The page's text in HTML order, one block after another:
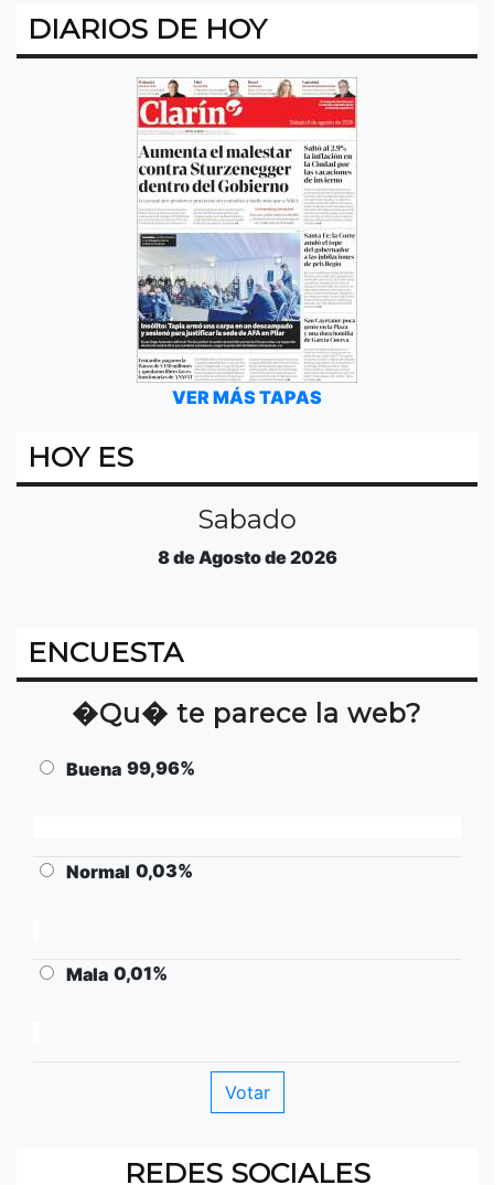
DIARIOS DE HOY
VER MÁS TAPAS
HOY ES
Sabado
8 de Agosto de 2026
ENCUESTA
�Qu� te parece la web?
Buena 99,96%
Normal 0,03%
Mala 0,01%
REDES SOCIALES